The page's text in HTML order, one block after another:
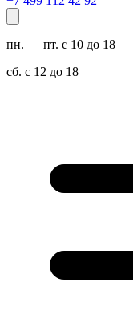
пн. — пт. с 10 до 18
сб. с 12 до 18